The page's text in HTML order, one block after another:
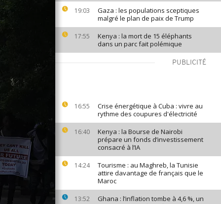
19:03
Gaza : les populations sceptiques
malgré le plan de paix de Trump
17:55
Kenya : la mort de 15 éléphants
dans un parc fait polémique
PUBLICITÉ
16:55
Crise énergétique à Cuba : vivre au
rythme des coupures d'électricité
16:40
Kenya : la Bourse de Nairobi
prépare un fonds d’investissement
consacré à l’IA
14:24
Tourisme : au Maghreb, la Tunisie
attire davantage de français que le
Maroc
13:52
Ghana : l’inflation tombe à 4,6 %, un